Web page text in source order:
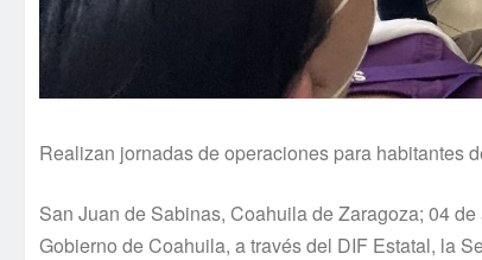
Realizan jornadas de operaciones para habitantes
San Juan de Sabinas, Coahuila de Zaragoza; 04
Gobierno de Coahuila, a través del DIF Estatal, la